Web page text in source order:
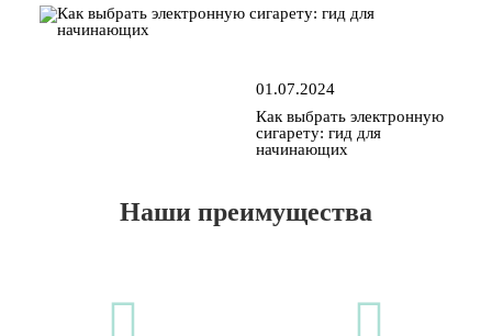
01.07.2024
Как выбрать электронную
сигарету: гид для
начинающих
Наши преимущества